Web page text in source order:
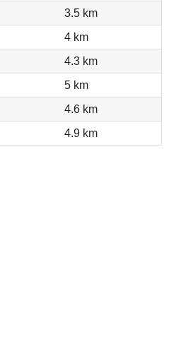
3.5 km
4 km
4.3 km
5 km
4.6 km
4.9 km